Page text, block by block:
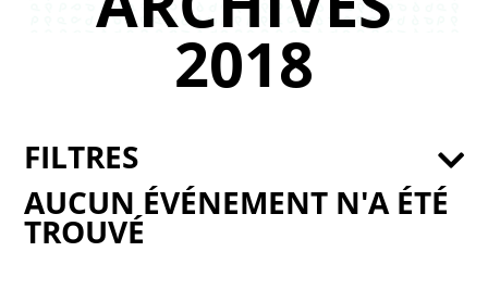
2018
AUCUN ÉVÉNEMENT N'A ÉTÉ
TROUVÉ
FILTRES